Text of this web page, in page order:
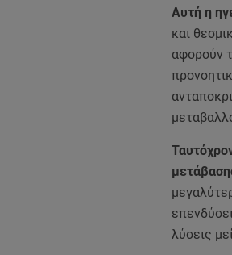
Αυτή η
και
αφορούν
λύσεις